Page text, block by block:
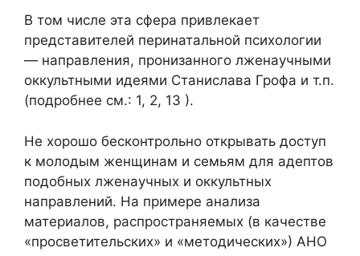
В том числе эта сфера привлекает
представителей перинатальной психологии
— направления, пронизанного лженаучными
оккультными идеями Станислава Грофа и т.п.
(подробнее см.: 1, 2, 13 ).
Не хорошо бесконтрольно открывать доступ
к молодым женщинам и семьям для адептов
подобных лженаучных и оккультных
направлений. На примере анализа
материалов, распространяемых (в качестве
«просветительских» и «методических») АНО